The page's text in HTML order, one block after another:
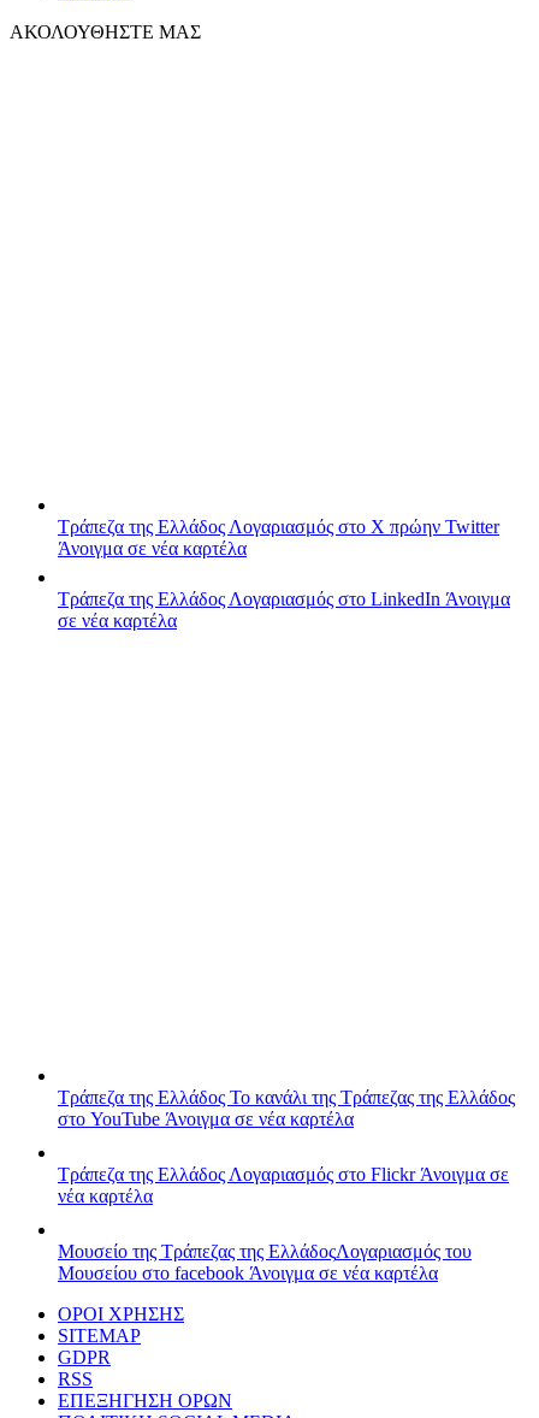
ΑΚΟΛΟΥΘΗΣΤΕ ΜΑΣ
Τράπεζα της Ελλάδος Λογαριασμός στο X πρώην Twitter
Άνοιγμα σε νέα καρτέλα
Τράπεζα της Ελλάδος Λογαριασμός στο LinkedIn Άνοιγμα
σε νέα καρτέλα
Τράπεζα της Ελλάδος Το κανάλι της Τράπεζας της Ελλάδος
στο YouTube Άνοιγμα σε νέα καρτέλα
Τράπεζα της Ελλάδος Λογαριασμός στο FlickrΆνοιγμα σε
νέα καρτέλα
Μουσείο της Τράπεζας της ΕλλάδοςΛογαριασμός του
Μουσείου στο facebook Άνοιγμα σε νέα καρτέλα
ΟΡΟΙ ΧΡΗΣΗΣ
SITEMAP
GDPR
RSS
ΕΠΕΞΗΓΗΣΗ ΟΡΩΝ